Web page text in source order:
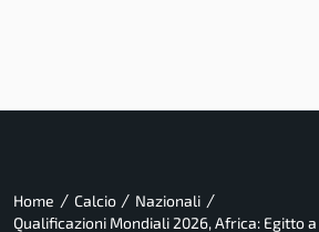
Home / Calcio / Nazionali /
Qualificazioni Mondiali 2026, Africa: Egitto